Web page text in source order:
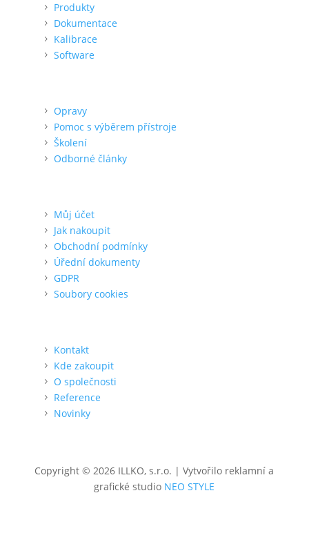
Produkty
Dokumentace
Kalibrace
Software
Opravy
Pomoc s výběrem přístroje
Školení
Odborné články
Můj účet
Jak nakoupit
Obchodní podmínky
Úřední dokumenty
GDPR
Soubory cookies
Kontakt
Kde zakoupit
O společnosti
Reference
Novinky
Copyright © 2026 ILLKO, s.r.o. | Vytvořilo reklamní a
grafické studio NEO STYLE